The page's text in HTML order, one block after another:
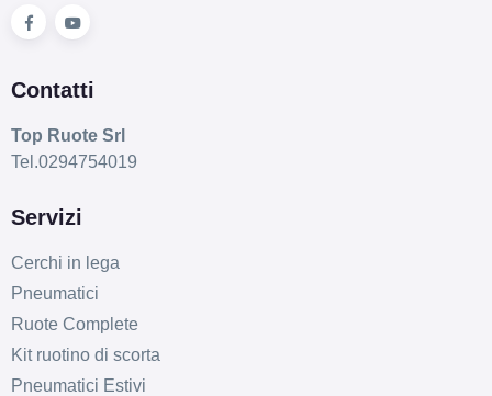
Contatti
Top Ruote Srl
Tel.0294754019
Servizi
Cerchi in lega
Pneumatici
Ruote Complete
Kit ruotino di scorta
Pneumatici Estivi